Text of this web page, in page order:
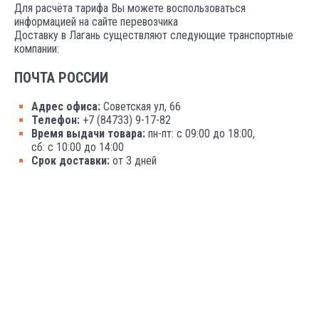
Для расчёта тарифа Вы можете воспользоваться
информацией на сайте перевозчика
Доставку в Лагань существляют следующие транспортные
компании:
ПОЧТА РОССИИ
Адрес офиса: Советская ул, 66
Телефон: +7 (84733) 9-17-82
Время выдачи товара: пн-пт: с 09:00 до 18:00,
сб: с 10:00 до 14:00
Срок доставки: от 3 дней